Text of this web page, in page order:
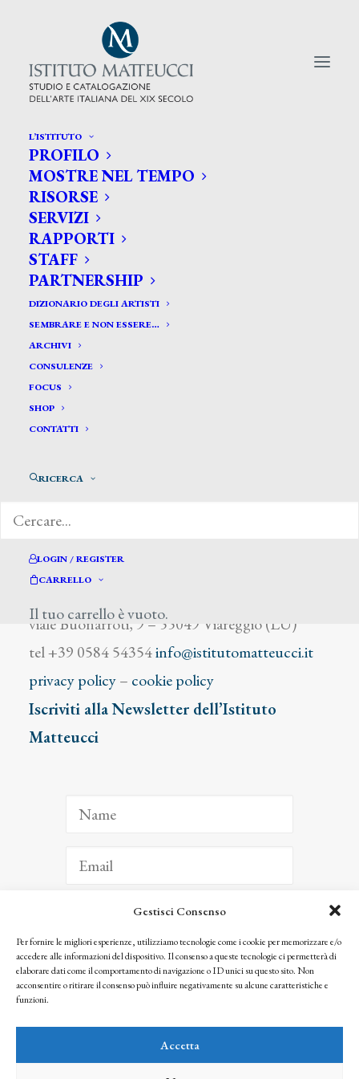
Gestisci Consenso
Per fornire le migliori esperienze, utilizziamo tecnologie come i cookie per memorizzare e/o
accedere alle informazioni del dispositivo. Il consenso a queste tecnologie ci permetterà di
elaborare dati come il comportamento di navigazione o ID unici su questo sito. Non
acconsentire o ritirare il consenso può influire negativamente su alcune caratteristiche e
funzioni.
Accetta
L’ISTITUTO
PROFILO
MOSTRE NEL TEMPO
RISORSE
SERVIZI
RAPPORTI
STAFF
PARTNERSHIP
DIZIONARIO DEGLI ARTISTI
SEMBRARE E NON ESSERE…
ARCHIVI
CONSULENZE
FOCUS
SHOP
CONTATTI
RICERCA
LOGIN / REGISTER
CARRELLO
Il tuo carrello è vuoto.
CERCA TRA GLI ARTISTI:
Search
for:
Dortero
viale Buonarroti, 9 – 55049 Viareggio (LU)
tel +39 0584 54354info@istitutomatteucci.it
privacy policy– cookie policy
Iscriviti alla Newsletter dell’Istituto
Matteucci
ISCRIVITI
Facendo clic per iscriverti, riconosci che le tue informazioni saranno trattate
seguendo la nostra Privacy Policy
© 2025 Istituto Matteucci. All right reserved
l’autorizzazione scritta dei proprietari dei diritti e dell’Istituto Matteucci